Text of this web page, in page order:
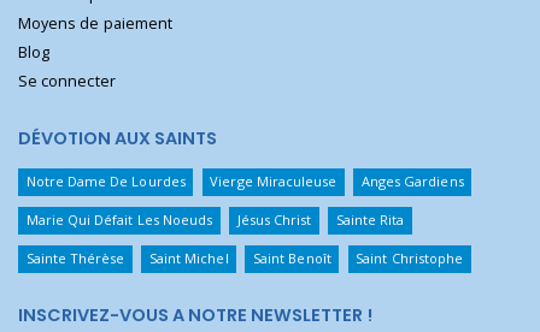
Moyens de paiement
Blog
Se connecter
DÉVOTION AUX SAINTS
Notre Dame De Lourdes Vierge Miraculeuse Anges Gardiens
Marie Qui Défait Les Noeuds Jésus Christ Sainte Rita
Sainte Thérèse Saint Michel Saint Benoît Saint Christophe
INSCRIVEZ-VOUS A NOTRE NEWSLETTER !